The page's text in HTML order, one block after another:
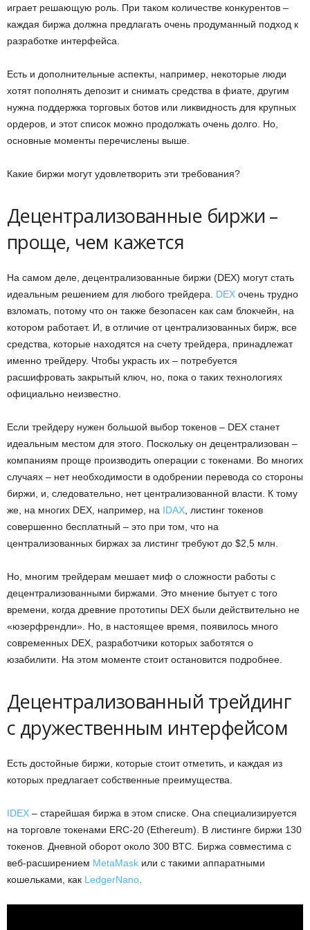
играет решающую роль. При таком количестве конкурентов –
каждая биржа должна предлагать очень продуманный подход к
разработке интерфейса.
Есть и дополнительные аспекты, например, некоторые люди
хотят пополнять депозит и снимать средства в фиате, другим
нужна поддержка торговых ботов или ликвидность для крупных
ордеров, и этот список можно продолжать очень долго. Но,
основные моменты перечислены выше.
Какие биржи могут удовлетворить эти требования?
Децентрализованные биржи –
проще, чем кажется
На самом деле, децентрализованные биржи (DEX) могут стать
идеальным решением для любого трейдера. DEX очень трудно
взломать, потому что он также безопасен как сам блокчейн, на
котором работает. И, в отличие от централизованных бирж, все
средства, которые находятся на счету трейдера, принадлежат
именно трейдеру. Чтобы украсть их – потребуется
расшифровать закрытый ключ, но, пока о таких технологиях
официально неизвестно.
Если трейдеру нужен большой выбор токенов – DEX станет
идеальным местом для этого. Поскольку он децентрализован –
компаниям проще производить операции с токенами. Во многих
случаях – нет необходимости в одобрении перевода со стороны
биржи, и, следовательно, нет централизованной власти. К тому
же, на многих DEX, например, на IDAX , листинг токенов
совершенно бесплатный – это при том, что на
централизованных биржах за листинг требуют до $2,5 млн.
Но, многим трейдерам мешает миф о сложности работы с
децентрализованными биржами. Это мнение бытует с того
времени, когда древние прототипы DEX были действительно не
«юзерфрендли». Но, в настоящее время, появилось много
современных DEX, разработчики которых заботятся о
юзабилити. На этом моменте стоит остановится подробнее.
Децентрализованный трейдинг
с дружественным интерфейсом
Есть достойные биржи, которые стоит отметить, и каждая из
которых предлагает собственные преимущества.
IDEX – старейшая биржа в этом списке. Она специализируется
на торговле токенами ERC-20 (Ethereum). В листинге биржи 130
токенов. Дневной оборот около 300 BTC. Биржа совместима с
веб-расширением MetaMask или с такими аппаратными
кошельками, как LedgerNano